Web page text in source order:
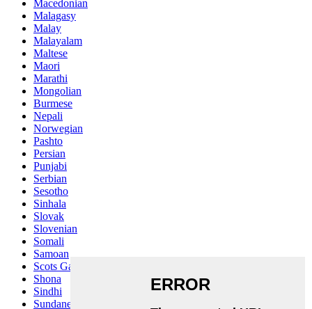
Macedonian
Malagasy
Malay
Malayalam
Maltese
Maori
Marathi
Mongolian
Burmese
Nepali
Norwegian
Pashto
Persian
Punjabi
Serbian
Sesotho
Sinhala
Slovak
Slovenian
Somali
Samoan
Scots Gaelic
Shona
Sindhi
Sundanese